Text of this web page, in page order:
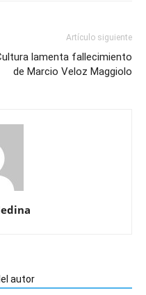
Artículo siguiente
lamenta fallecimiento
de Marcio Veloz Maggiolo
autor